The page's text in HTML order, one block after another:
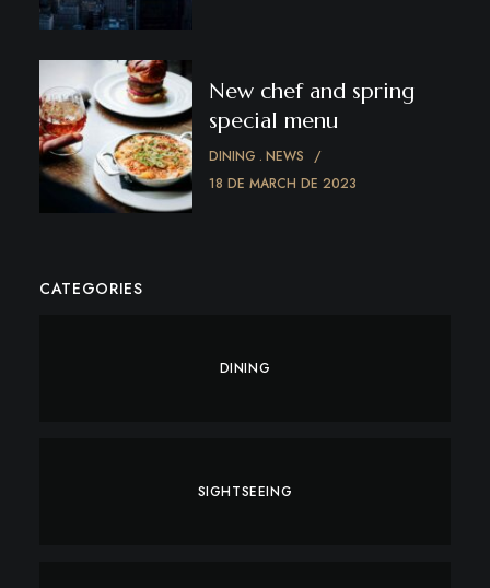
New chef and spring
special menu
DINING NEWS
18 DE MARCH DE 2023
CATEGORIES
DINING
SIGHTSEEING